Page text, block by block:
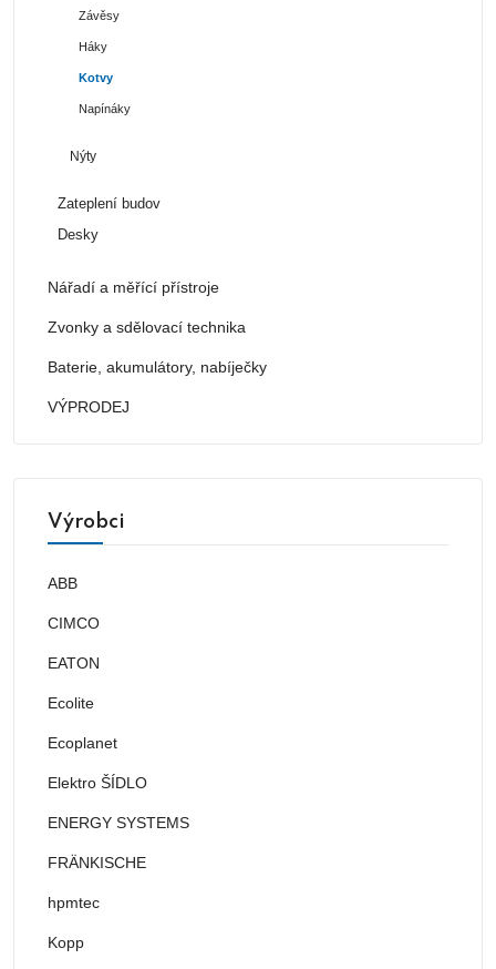
Závěsy
Háky
Kotvy
Napínáky
Nýty
Zateplení budov
Desky
Nářadí a měřící přístroje
Zvonky a sdělovací technika
Baterie, akumulátory, nabíječky
VÝPRODEJ
Výrobci
ABB
CIMCO
EATON
Ecolite
Ecoplanet
Elektro ŠÍDLO
ENERGY SYSTEMS
FRÄNKISCHE
hpmtec
Kopp